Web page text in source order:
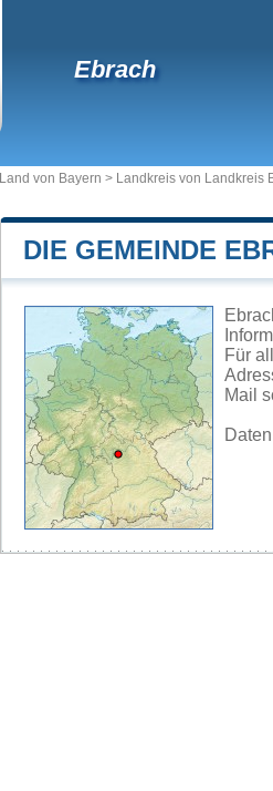
Ebrach
Land von Bayern > Landkreis von Landkreis
DIE GEMEINDE
Für
Mail